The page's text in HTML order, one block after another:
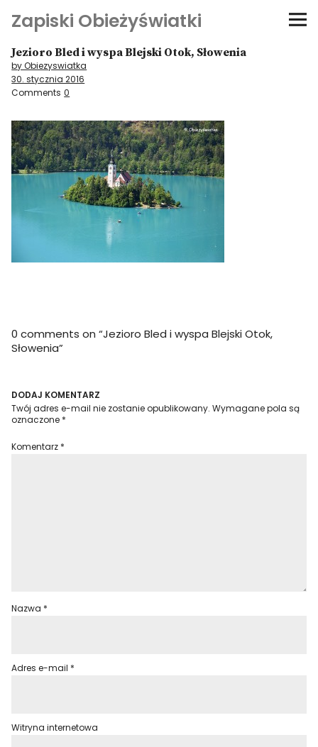
Zapiski Obieżyświatki
Podróże
Kultura i sztuka
Kątem oka
O-fiszki
Niezwyczajne ściany
Dom na kółkach
Jezioro Bled i wyspa Blejski Otok, Słowenia
by Obiezyswiatka
30. stycznia 2016
Comments 0
0 comments on “Jezioro Bled i wyspa Blejski Otok,
Słowenia”
DODAJ KOMENTARZ
Twój adres e-mail nie zostanie opublikowany. Wymagane pola są
oznaczone *
Komentarz *
Nazwa *
Adres e-mail *
Witryna internetowa